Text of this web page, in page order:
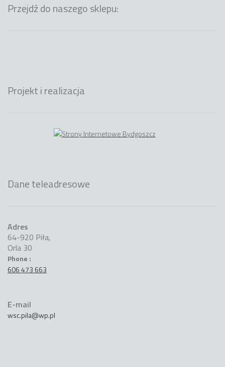
Przejdź do naszego sklepu:
Projekt i realizacja
Dane teleadresowe
Adres
64-920 Piła,
Orla 30
Phone :
606 473 663
E-mail
wsc.pila@wp.pl